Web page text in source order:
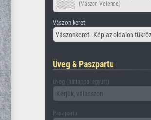
(Vászon Velence)
Vászon keret
Vászonkeret - Kép az oldalon
Üveg & Paszpartu
Üveg (hátlappal együtt)
Kérjük, válasszon
Paszpartu